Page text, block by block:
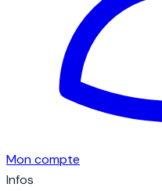
Mon compte
Infos